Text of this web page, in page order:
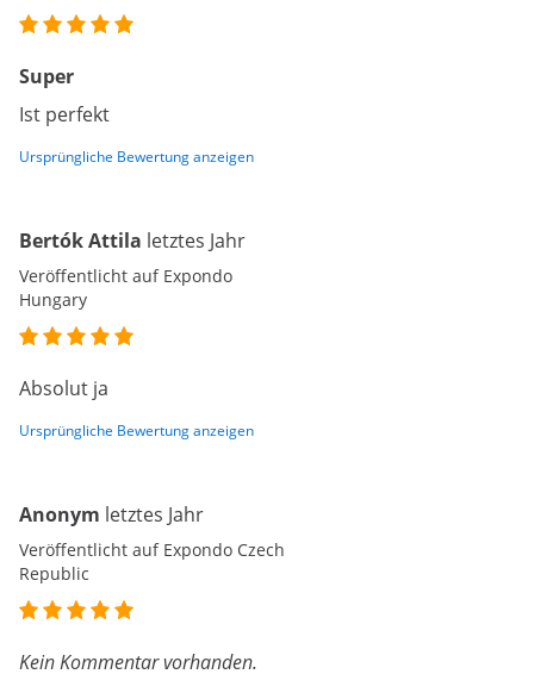
Super
Ist perfekt
Ursprüngliche Bewertung anzeigen
Bertók Attila letztes Jahr
Veröffentlicht auf Expondo
Hungary
Absolut ja
Ursprüngliche Bewertung anzeigen
Anonym letztes Jahr
Veröffentlicht auf Expondo Czech
Republic
Kein Kommentar vorhanden.